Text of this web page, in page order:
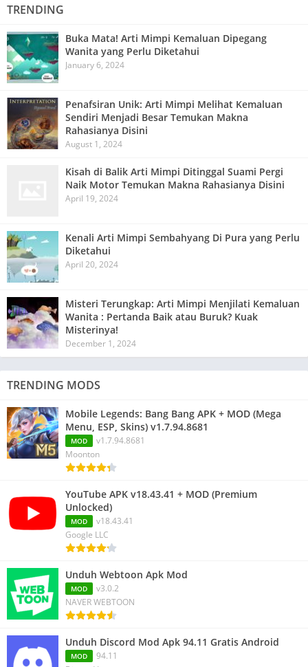
TRENDING
Buka Mata! Arti Mimpi Kemaluan Dipegang
Wanita yang Perlu Diketahui
January 6, 2024
Penafsiran Unik: Arti Mimpi Melihat Kemaluan
Sendiri Menjadi Besar Temukan Makna
Rahasianya Disini
August 1, 2024
Kisah di Balik Arti Mimpi Ditinggal Suami Pergi
Naik Motor Temukan Makna Rahasianya Disini
April 19, 2024
Kenali Arti Mimpi Sembahyang Di Pura yang Perlu
Diketahui
April 20, 2024
Misteri Terungkap: Arti Mimpi Menjilati Kemaluan
Wanita : Pertanda Baik atau Buruk? Kuak
Misterinya!
December 1, 2024
TRENDING MODS
Mobile Legends: Bang Bang APK + MOD (Mega
Menu, ESP, Skins) v1.7.94.8681
MOD
v1.7.94.8681
Moonton
YouTube APK v18.43.41 + MOD (Premium
Unlocked)
MOD
v18.43.41
Google LLC
Unduh Webtoon Apk Mod
MOD
v3.0.2
NAVER WEBTOON
Unduh Discord Mod Apk 94.11 Gratis Android
MOD
94.11